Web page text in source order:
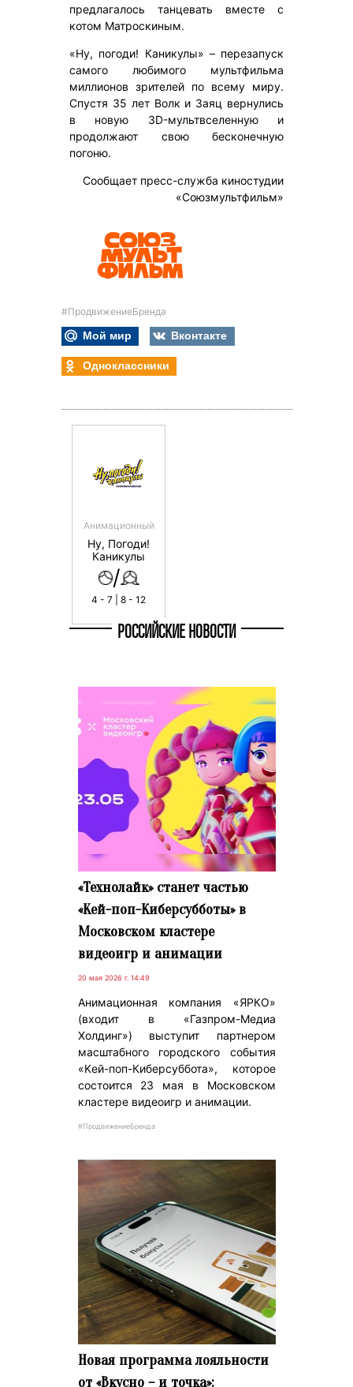
предлагалось танцевать вместе с
котом Матроскиным.
«Ну, погоди! Каникулы» – перезапуск
самого любимого мультфильма
миллионов зрителей по всему миру.
Спустя 35 лет Волк и Заяц вернулись
в новую 3D-мультвселенную и
продолжают свою бесконечную
погоню.
Сообщает пресс-служба киностудии
«Союзмультфильм»
#ПродвижениеБренда
Мой мир
Вконтакте
Одноклассники
Анимационный
Ну, Погоди!
Каникулы
/
4 - 7 | 8 - 12
РОССИЙСКИЕ НОВОСТИ
«Технолайк» станет частью
«Kей-поп-Киберсубботы» в
Московском кластере
видеоигр и анимации
20 мая 2026 г. 14:49
Анимационная компания «ЯРКО»
(входит в «Газпром-Медиа
Холдинг») выступит партнером
масштабного городского события
«Kей-поп-Киберсуббота», которое
состоится 23 мая в Московском
кластере видеоигр и анимации.
#ПродвижениеБренда
Новая программа лояльности
от «Вкусно – и точка»: